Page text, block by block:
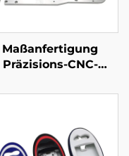
Maßanfertigung
Präzisions-CNC-
Aluminium-